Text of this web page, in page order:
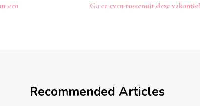
een
Ga er even tussenuit deze vakantie!
Recommended Articles